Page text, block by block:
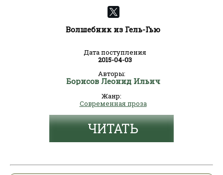
Волшебник из Гель-Гью
Дата поступления
2015-04-03
Авторы:
Борисов Леонид Ильич
Жанр:
Современная проза
ЧИТАТЬ